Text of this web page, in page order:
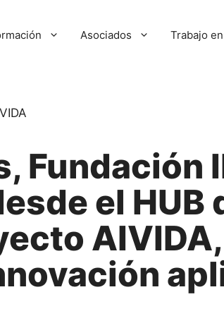
Asociados Trabajo
Fundación
el HUB